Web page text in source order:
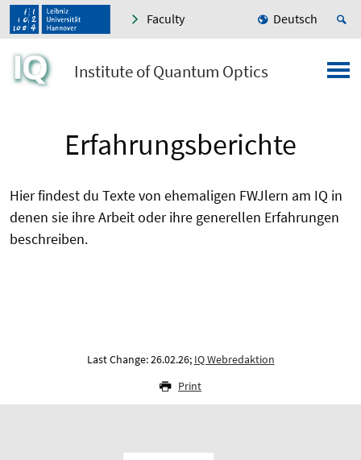
Faculty Deutsch
Institute of Quantum Optics
Erfahrungsberichte
Hier findest du Texte von ehemaligen FWJlern am IQ in
denen sie ihre Arbeit oder ihre generellen Erfahrungen
beschreiben.
Last Change: 26.02.26; IQ Webredaktion
Print